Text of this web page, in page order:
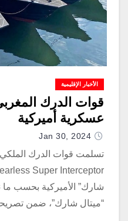
الأخبار الإقليمية
قوات الدرك
عسكرية أميركية
Jan 30, 2024
تسلمت قوات الدرك
شارك” الأميركية بحسب
“ميتال شارك”، ضمن